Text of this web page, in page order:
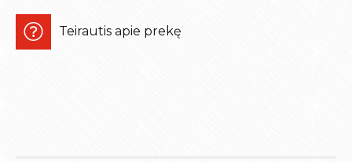
Teirautis apie prekę